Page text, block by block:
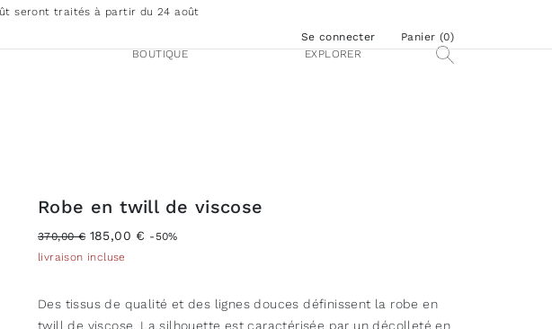
seront traités à partir du 24 août
Se connecter Panier (0)
BOUTIQUE EXPLORER
Robe en twill de viscose
370,00 € 185,00 € -50%
livraison incluse
Des tissus de qualité et des lignes douces définissent la robe en
twill de viscose. La silhouette est caractérisée par un décolleté en